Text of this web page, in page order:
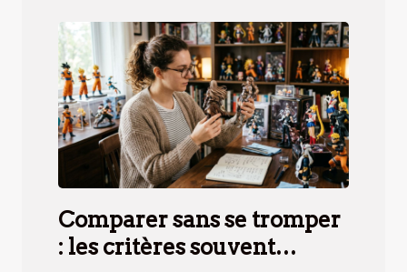
Comparer sans se tromper
: les critères souvent